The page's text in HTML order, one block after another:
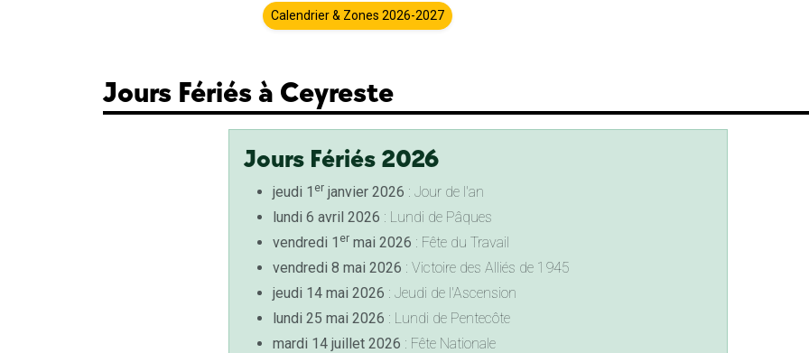
Calendrier & Zones 2026-2027
Jours Fériés à Ceyreste
Jours Fériés 2026
jeudi 1 erjanvier 2026 : Jour de l'an
lundi 6 avril 2026 : Lundi de Pâques
vendredi 1 ermai 2026 : Fête du Travail
vendredi 8 mai 2026 : Victoire des Alliés de 1945
jeudi 14 mai 2026 : Jeudi de l'Ascension
lundi 25 mai 2026 : Lundi de Pentecôte
mardi 14 juillet 2026 : Fête Nationale